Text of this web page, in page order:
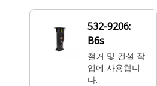
은 비료 및 씨앗
사용합니다.
532-9206:
B6s
철거 및 건설 작
업에 사용합니
다.